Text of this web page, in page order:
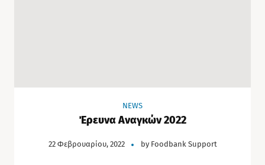
NEWS
Έρευνα Αναγκών 2022
22 Φεβρουαρίου, 2022 by Foodbank Support